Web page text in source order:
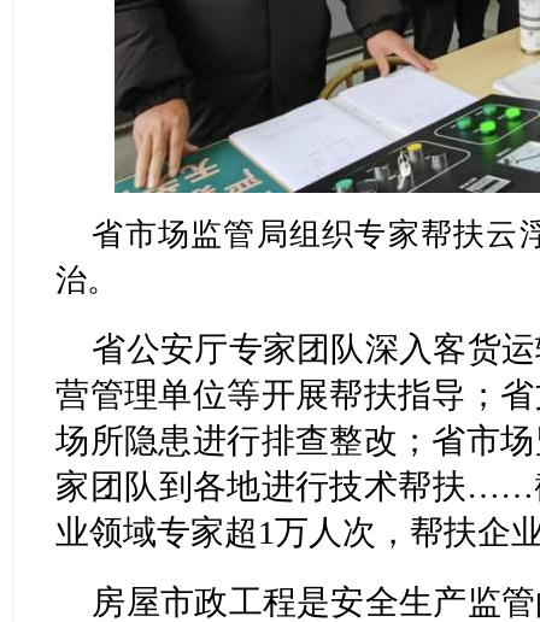
省市场监管局组织专家帮扶云
治。
省公安厅专家团队深入客货
营管理单位等开展帮扶指导；
场所隐患进行排查整改；省市
家团队到各地进行技术帮扶……
业领域专家超1万人次，帮扶企
房屋市政工程是安全生产监